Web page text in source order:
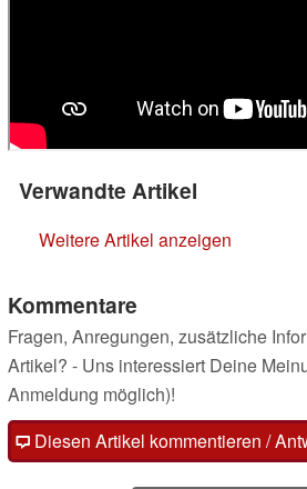
Verwandte Artikel
Weitere Artikel anzeigen
Kommentare
Fragen, Anregungen, zusätzliche
Artikel? - Uns interessiert Deine
Anmeldung möglich)!
Diesen Artikel kommentieren /